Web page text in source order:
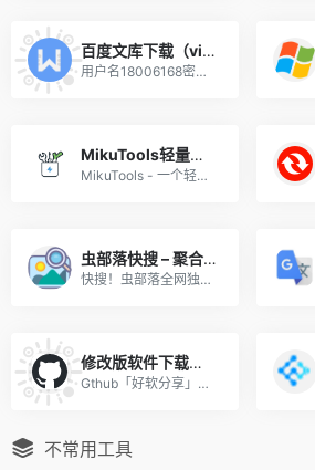
百度文库下载（vip与下载卷都可以下载）
用户名18006168密码12345
MikuTools轻量工具合集
MikuTools - 一个轻量的工具集合
虫部落快搜 – 聚合搜索引擎
快搜！虫部落全网独家首发出品！为你聚合Google,百度,必应等国内外综合搜索和学术,资源,专业领域知识等垂直搜索。精准搜索,便捷交互！是你的网络搜索第一站！
修改版软件下载站点（绿化、去广告、破解权限等）
Gthub「好软分享」、 阿虚同学的储物间、蓝奏云盘上的APP大合集三个网站整合。
不常用工具